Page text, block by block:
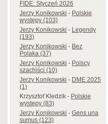
FIDE: Styczeń 2026
Jerzy Konikowski-Polskie
występy (103)
Jerzy Konikowski-Legendy
(193)
Jerzy Konikowski-Bez
Polaka (37)
Jerzy Konikowski-Polscy
szachiści (10)
Jerzy Konikowski-DME 2025
(1)
Krzysztof Kledzik-Polskie
występy (83)
Jerzy Konikowski-Gens una
sumus (123)